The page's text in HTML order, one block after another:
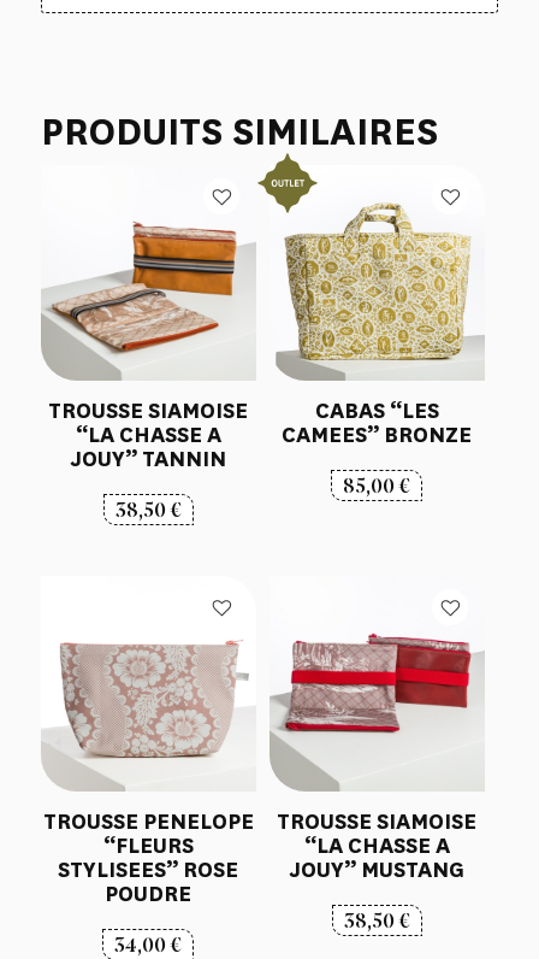
PRODUITS SIMILAIRES
TROUSSE SIAMOISE
“LA CHASSE A
JOUY” TANNIN
38,50€
CABAS “LES
CAMEES” BRONZE
85,00€
TROUSSE PENELOPE
“FLEURS
STYLISEES” ROSE
POUDRE
34,00€
TROUSSE SIAMOISE
“LA CHASSE A
JOUY” MUSTANG
38,50€